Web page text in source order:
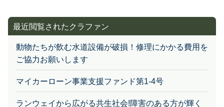
動物たちが飲む水道設備が破損！修理にかかる費用を
ご協力お願いします
マイカーローン事業支援ファンド第1-4号
ランウェイから広がる共生社会!障害のある方が輝く
ファッションショー